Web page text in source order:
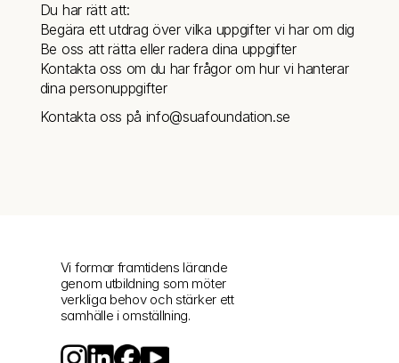
Du har rätt att:
Begära ett utdrag över vilka uppgifter vi har om dig
Be oss att rätta eller radera dina uppgifter
Kontakta oss om du har frågor om hur vi hanterar
dina personuppgifter
Kontakta oss på info@suafoundation.se
Vi formar framtidens lärande
genom utbildning som möter
verkliga behov och stärker ett
samhälle i omställning.